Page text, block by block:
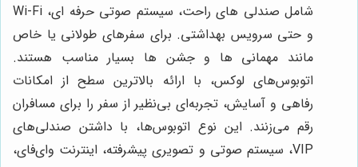
شامل صندلی های راحت، سیستم صوتی حرفه ای، Wi-Fi
و حتی سرویس بهداشتی. برای سفرهای طولانی یا خاص
مانند مهمانی ها و جشن ها بسیار مناسب هستند.
اتوبوس‌های لوکس، با ارائه بالاترین سطح از امکانات
رفاهی و آسایش، تجربه‌ای بی‌نظیر از سفر را برای مسافران
رقم می‌زنند. این نوع اتوبوس‌ها، با داشتن صندلی‌های
VIP، سیستم صوتی و تصویری پیشرفته، اینترنت وای‌فای،